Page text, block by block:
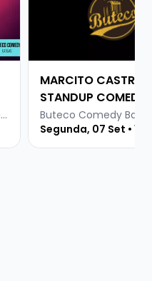
Buteco Comedy Bar - Canoas
MARCITO CASTRO
STANDUP COMEDY
Segunda, 07 Set • 19